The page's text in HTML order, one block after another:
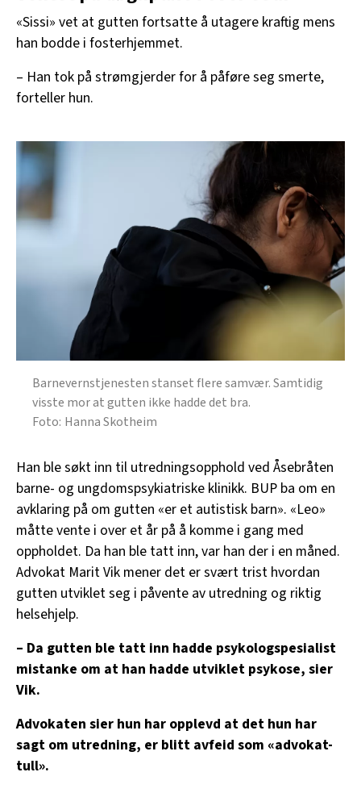
«Sissi» vet at gutten fortsatte å utagere kraftig mens
han bodde i fosterhjemmet.
– Han tok på strømgjerder for å påføre seg smerte,
forteller hun.
Barnevernstjenesten stanset flere samvær. Samtidig
visste mor at gutten ikke hadde det bra.
Hanna Skotheim
Han ble søkt inn til utredningsopphold ved Åsebråten
barne- og ungdomspsykiatriske klinikk. BUP ba om en
avklaring på om gutten «er et autistisk barn». «Leo»
måtte vente i over et år på å komme i gang med
oppholdet. Da han ble tatt inn, var han der i en måned.
Advokat Marit Vik mener det er svært trist hvordan
gutten utviklet seg i påvente av utredning og riktig
helsehjelp.
– Da gutten ble tatt inn hadde psykologspesialist
mistanke om at han hadde utviklet psykose, sier
Vik.
Advokaten sier hun har opplevd at det hun har
sagt om utredning, er blitt avfeid som «advokat-
tull».